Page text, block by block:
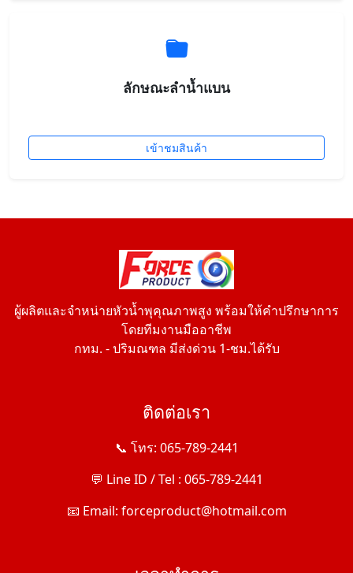
ลักษณะลำน้ำแบน
เข้าชมสินค้า
ผู้ผลิตและจำหน่ายหัวน้ำพุคุณภาพสูง พร้อมให้คำปรึกษาการ
โดยทีมงานมืออาชีพ
กทม. - ปริมณฑล มีส่งด่วน 1-ชม.ได้รับ
ติดต่อเรา
📞 โทร: 065-789-2441
💬 Line ID / Tel : 065-789-2441
📧 Email: forceproduct@hotmail.com